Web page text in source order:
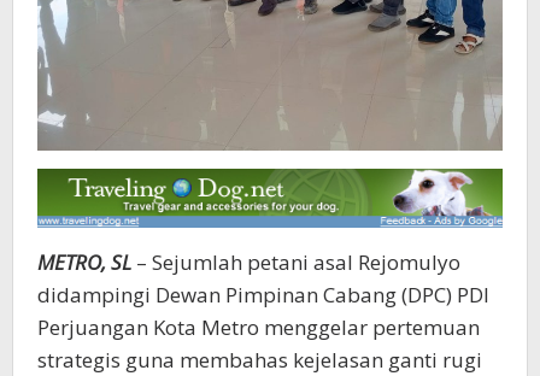
METRO, SL – Sejumlah petani asal Rejomulyo
didampingi Dewan Pimpinan Cabang (DPC) PDI
Perjuangan Kota Metro menggelar pertemuan
strategis guna membahas kejelasan ganti rugi